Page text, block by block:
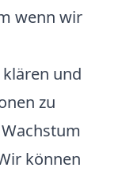
wenn wir
und
zu
können